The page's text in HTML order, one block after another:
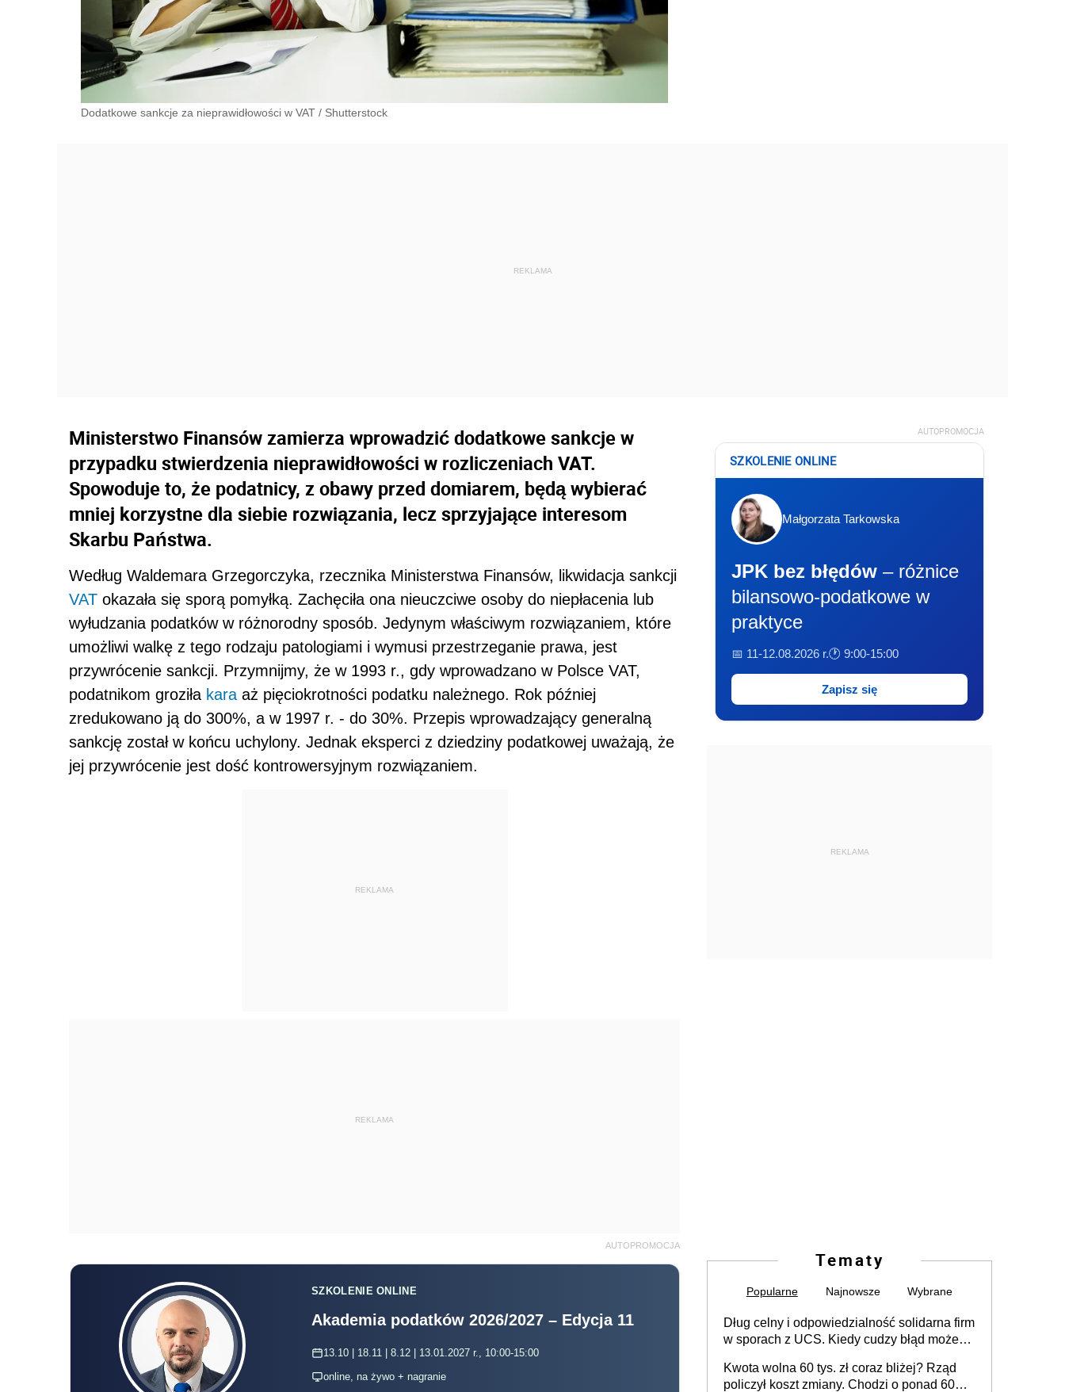
Dodatkowe sankcje za nieprawidłowości w VAT / Shutterstock
Ministerstwo Finansów zamierza wprowadzić dodatkowe sankcje w
przypadku stwierdzenia nieprawidłowości w rozliczeniach VAT.
Spowoduje to, że podatnicy, z obawy przed domiarem, będą wybierać
mniej korzystne dla siebie rozwiązania, lecz sprzyjające interesom
Skarbu Państwa.
Według Waldemara Grzegorczyka, rzecznika Ministerstwa Finansów, likwidacja sankcji
VAT okazała się sporą pomyłką. Zachęciła ona nieuczciwe osoby do niepłacenia lub
wyłudzania podatków w różnorodny sposób. Jedynym właściwym rozwiązaniem, które
umożliwi walkę z tego rodzaju patologiami i wymusi przestrzeganie prawa, jest
przywrócenie sankcji. Przymnijmy, że w 1993 r., gdy wprowadzano w Polsce VAT,
podatnikom groziła kara aż pięciokrotności podatku należnego. Rok później
zredukowano ją do 300%, a w 1997 r. - do 30%. Przepis wprowadzający generalną
sankcję został w końcu uchylony. Jednak eksperci z dziedziny podatkowej uważają, że
jej przywrócenie jest dość kontrowersyjnym rozwiązaniem.
REKLAMA
REKLAMA
AUTOPROMOCJA
SZKOLENIE ONLINE
Akademia podatków 2026/2027 – Edycja 11
13.10 | 18.11 | 8.12 | 13.01.2027 r., 10:00-15:00
online, na żywo + nagranie
AUTOPROMOCJA
SZKOLENIE ONLINE
Małgorzata Tarkowska
JPK bez błędów – różnice
bilansowo-podatkowe w
praktyce
📅 11-12.08.2026 r.🕐 9:00-15:00
Zapisz się
REKLAMA
Tematy
Popularne Najnowsze Wybrane
Dług celny i odpowiedzialność solidarna firm
w sporach z UCS. Kiedy cudzy błąd może
Kwota wolna 60 tys. zł coraz bliżej? Rząd
policzył koszt zmiany. Chodzi o ponad 60